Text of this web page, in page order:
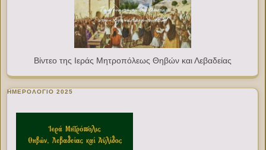
Βίντεο της Ιεράς Μητροπόλεως Θηβών και Λεβαδείας
ΗΜΕΡΟΛΟΓΙΟ 2025